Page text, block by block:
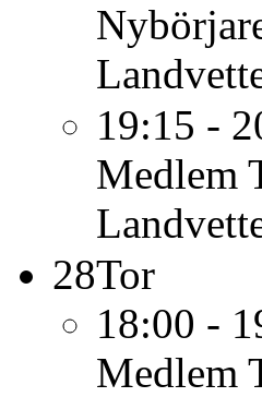
19:15 -
Medlem
28Tor
18:00 -
Medlem